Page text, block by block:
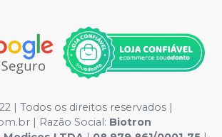
| Todos os direitos reservados |
| Razão Social: Biotron